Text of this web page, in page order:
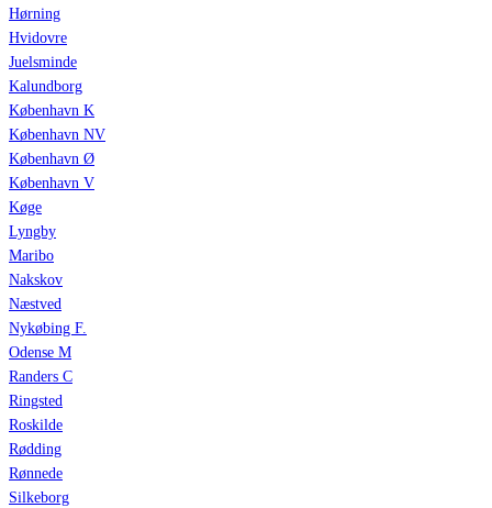
Hørning
Hvidovre
Juelsminde
Kalundborg
København K
København NV
København Ø
København V
Køge
Lyngby
Maribo
Nakskov
Næstved
Nykøbing F.
Odense M
Randers C
Ringsted
Roskilde
Rødding
Rønnede
Silkeborg